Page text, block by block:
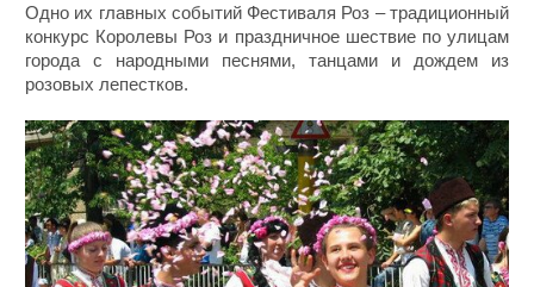
Одно их главных событий Фестиваля Роз – традиционный
конкурс Королевы Роз и праздничное шествие по улицам
города с народными песнями, танцами и дождем из
розовых лепестков.